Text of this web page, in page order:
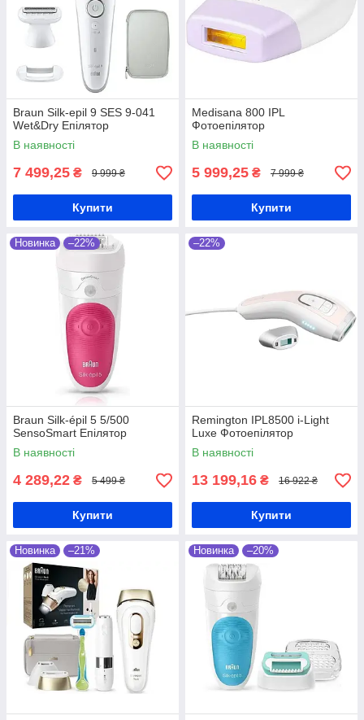
Braun Silk-epil 9 SES 9-041
Wet&Dry Епілятор
В наявності
7 499,25 ₴ 9 999 ₴
Купити
Medisana 800 IPL
Фотоепілятор
В наявності
5 999,25 ₴ 7 999 ₴
Купити
Новинка –22%
Braun Silk-épil 5 5/500
SensoSmart Епілятор
В наявності
4 289,22 ₴ 5 499 ₴
Купити
–22%
Remington IPL8500 i-Light
Luxe Фотоепілятор
В наявності
13 199,16 ₴ 16 922 ₴
Купити
Новинка –21% Новинка –20%